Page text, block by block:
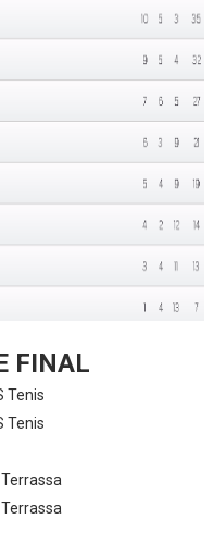
FINAL
Tenis
Tenis